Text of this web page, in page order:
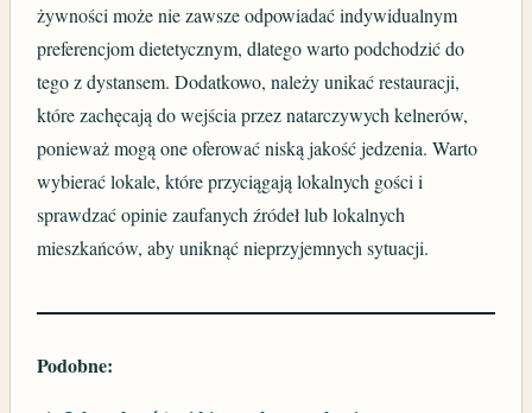
żywności może nie zawsze odpowiadać indywidualnym
preferencjom dietetycznym, dlatego warto podchodzić do
tego z dystansem. Dodatkowo, należy unikać restauracji,
które zachęcają do wejścia przez natarczywych kelnerów,
ponieważ mogą one oferować niską jakość jedzenia. Warto
wybierać lokale, które przyciągają lokalnych gości i
sprawdzać opinie zaufanych źródeł lub lokalnych
mieszkańców, aby uniknąć nieprzyjemnych sytuacji.
Podobne: